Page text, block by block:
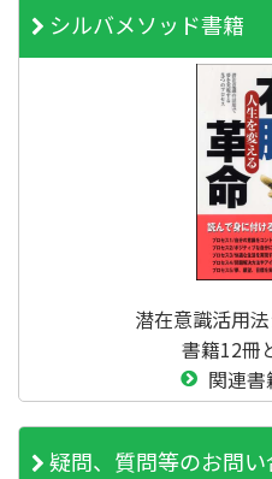
シルバメソッド書籍
潜在意識活用
書籍12冊
関連
疑問、質問等のお問